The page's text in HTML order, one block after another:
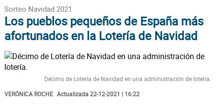
Sorteo Navidad 2021
Los pueblos pequeños de España más
afortunados en la Lotería de Navidad
Décimo de Lotería de Navidad en una administración de lotería.
VERÓNICA ROCHE Actualizada 22-12-2021 | 16:22